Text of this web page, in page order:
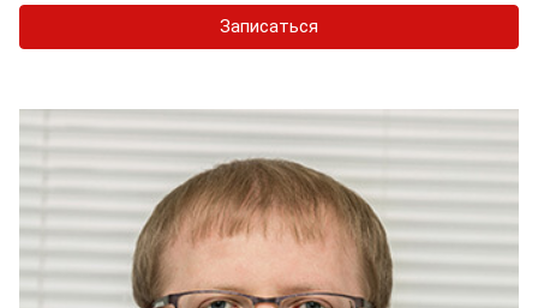
Записаться